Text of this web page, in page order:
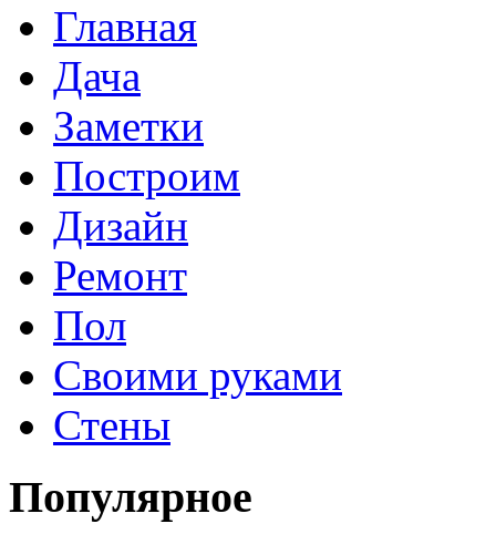
Главная
Дача
Заметки
Построим
Дизайн
Ремонт
Пол
Своими руками
Стены
Популярное